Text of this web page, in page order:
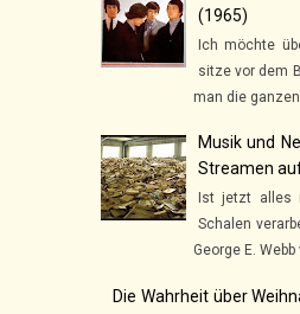
(1965)
Ich möchte
sitze vor dem
man die ganzen
Musik und
Streamen
Ist jetzt alles
Schalen
George E.
Die Wahrheit über